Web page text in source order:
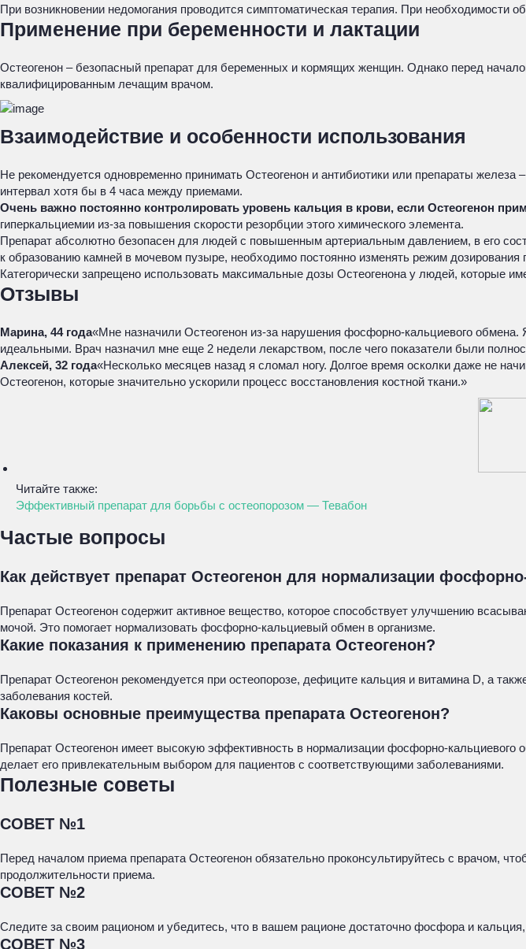
При возникновении недомогания проводится симптоматическая терапия. При необходимости
Применение при беременности и лактации
Остеогенон – безопасный препарат для беременных и кормящих женщин. Однако перед
квалифицированным лечащим врачом.
Взаимодействие и особенности использования
Не рекомендуется одновременно принимать Остеогенон и антибиотики или препараты
интервал хотя бы в 4 часа между приемами.
Очень важно постоянно контролировать уровень кальция в крови, если Остеогенон
гиперкальциемии из-за повышения скорости резорбции этого химического элемента.
Препарат абсолютно безопасен для людей с повышенным артериальным давлением, в его
к образованию камней в мочевом пузыре, необходимо постоянно изменять режим дозирования
Категорически запрещено использовать максимальные дозы Остеогенона у людей, которые
Отзывы
Марина, 44 года«Мне назначили Остеогенон из-за нарушения фосфорно-кальциевого
идеальными. Врач назначил мне еще 2 недели лекарством, после чего показатели были
Алексей, 32 года«Несколько месяцев назад я сломал ногу. Долгое время осколки даже не
Остеогенон, которые значительно ускорили процесс восстановления костной ткани.»
Читайте также:
Эффективный препарат для борьбы с остеопорозом — Тевабон
Частые вопросы
Как действует препарат Остеогенон для нормализации
Препарат Остеогенон содержит активное вещество, которое способствует улучшению
мочой. Это помогает нормализовать фосфорно-кальциевый обмен в организме.
Какие показания к применению препарата Остеогенон?
Препарат Остеогенон рекомендуется при остеопорозе, дефиците кальция и витамина D, а
заболевания костей.
Каковы основные преимущества препарата Остеогенон?
Препарат Остеогенон имеет высокую эффективность в нормализации фосфорно-
делает его привлекательным выбором для пациентов с соответствующими заболеваниями.
Полезные советы
СОВЕТ №1
Перед началом приема препарата Остеогенон обязательно проконсультируйтесь с врачом,
продолжительности приема.
СОВЕТ №2
Следите за своим рационом и убедитесь, что в вашем рационе достаточно фосфора и
СОВЕТ №3